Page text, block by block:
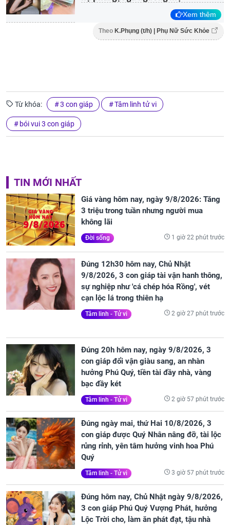
Xem thêm
Theo K.Phụng (t/h) | Phụ Nữ Sức Khỏe
Từ khóa: 3 con giáp Tâm linh tử vi
bói vui 3 con giáp
TIN MỚI NHẤT
Giá vàng hôm nay, ngày 9/8/2026: Tăng
3 triệu trong tuần nhưng người mua
không lãi
Đời sống 1 giờ 22 phút trước
Đúng 12h30 hôm nay, Chủ Nhật
9/8/2026, 3 con giáp tài vận hanh thông,
sự nghiệp như 'cá chép hóa Rồng', vét
cạn lộc lá trong thiên hạ
Tâm linh - Tử vi 2 giờ 27 phút trước
Đúng 20h hôm nay, ngày 9/8/2026, 3
con giáp đổi vận giàu sang, an nhàn
hưởng Phú Quý, tiền tài đầy nhà, vàng
bạc đầy két
Tâm linh - Tử vi 2 giờ 57 phút trước
Đúng ngày mai, thứ Hai 10/8/2026, 3
con giáp được Quý Nhân nâng đỡ, tài lộc
rủng rỉnh, yên tâm hưởng vinh hoa Phú
Quý
Tâm linh - Tử vi 3 giờ 57 phút trước
Đúng hôm nay, Chủ Nhật ngày 9/8/2026,
3 con giáp Phú Quý Vượng Phát, hưởng
Lộc Trời cho, làm ăn phát đạt, tậu nhà